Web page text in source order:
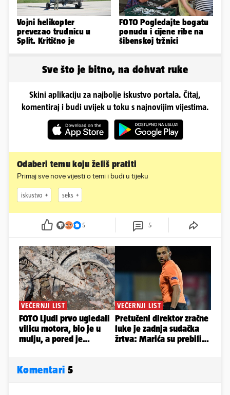
Vojni helikopter
prevezao trudnicu u
Split. Kritično je
FOTO Pogledajte bogatu
ponudu i cijene ribe na
šibenskoj tržnici
Sve što je bitno, na dohvat ruke
Skini aplikaciju za najbolje iskustvo portala. Čitaj,
komentiraj i budi uvijek u toku s najnovijim vijestima.
Odaberi temu koju želiš pratiti
Primaj sve nove vijesti o temi i budi u tijeku
iskustvo seks
5 5
Komentari 5